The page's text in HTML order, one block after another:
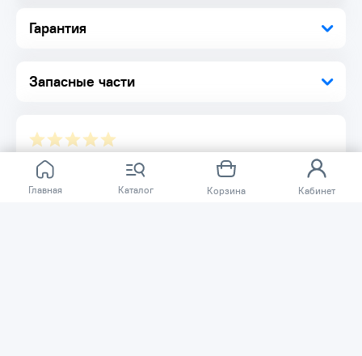
Главная Каталог Корзина Кабинет
Гарантия
Запасные части
Отзывов ещё нет.
Расскажите о товаре, который приобрели у нас.